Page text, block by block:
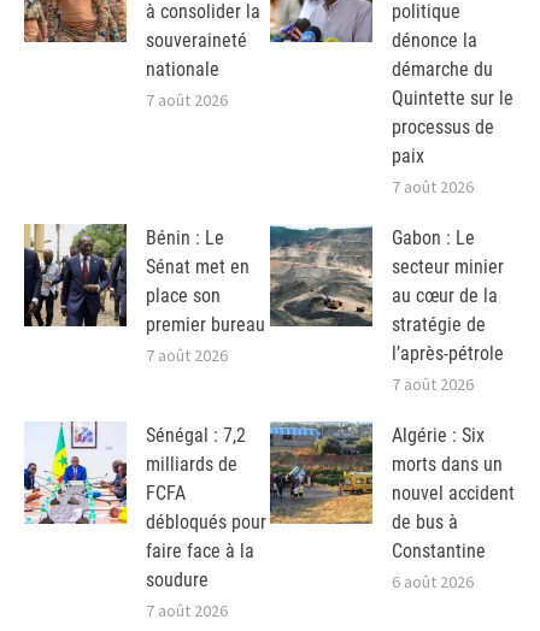
à consolider la
souveraineté
nationale
7 août 2026
politique
dénonce la
démarche du
Quintette sur le
processus de
paix
7 août 2026
Bénin : Le
Sénat met en
place son
premier bureau
7 août 2026
Gabon : Le
secteur minier
au cœur de la
stratégie de
l’après-pétrole
7 août 2026
Sénégal : 7,2
milliards de
FCFA
débloqués pour
faire face à la
soudure
7 août 2026
Algérie : Six
morts dans un
nouvel accident
de bus à
Constantine
6 août 2026